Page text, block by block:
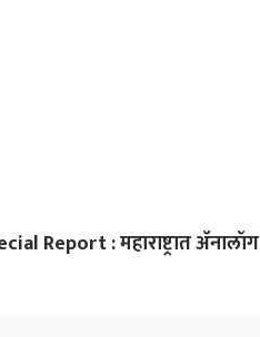
Report : महाराष्ट्रात